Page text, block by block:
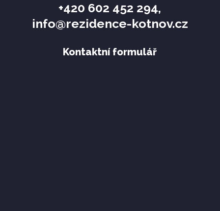
+420 602 452 294,
info@rezidence-kotnov.cz
Kontaktní formulář